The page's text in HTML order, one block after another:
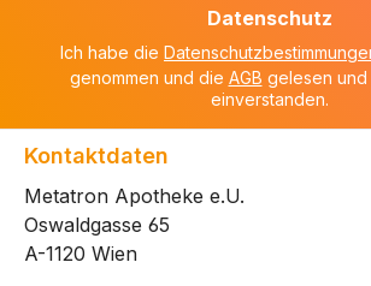
Datenschutz
Ich habe die
genommen und die AGB gelesen und
einverstanden.
Kontaktdaten
Metatron Apotheke e.U.
Oswaldgasse 65
A-1120 Wien